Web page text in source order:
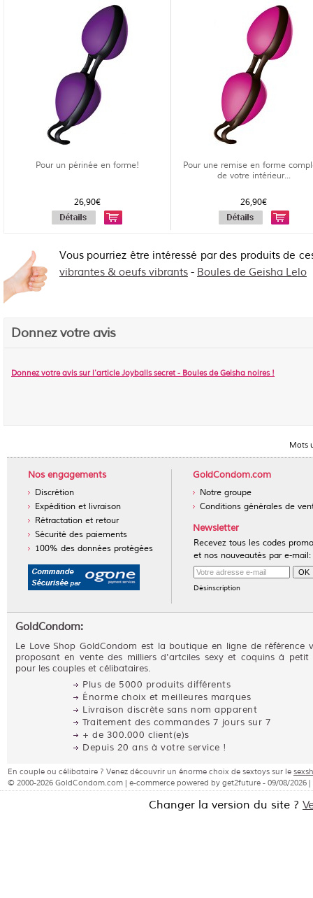
Pour un périnée en forme!
26,90€
Pour une remise en forme
de votre intérieur...
26,90€
Vous pourriez être intéressé par des produits de
vibrantes & oeufs vibrants - Boules de Geisha Lelo
Donnez votre avis
Donnez votre avis sur l'articleJoyballs secret - Boules de Geisha noires!
Mots
Nos engagements
Discrétion
Expédition et livraison
Rétractation et retour
Sécurité des paiements
100% des données protégées
GoldCondom.com
Notre groupe
Conditions générales de
Newsletter
Recevez tous les codes
et nos nouveautés par e-mail:
Désinscription
GoldCondom:
Le Love Shop GoldCondom est la boutique en ligne de référence
proposant en vente des milliers d'artciles sexy et coquins à petit
pour les couples et célibataires.
Plus de 5000 produits différents
Énorme choix et meilleures marques
Livraison discrète sans nom apparent
Traitement des commandes 7 jours sur 7
+ de 300.000 client(e)s
Depuis 20 ans à votre service !
En couple ou célibataire ? Venez découvrir un énorme choix de sextoys sur le
© 2000-2026 GoldCondom.com | e-commerce powered by get2future - 09/08/2026 |
Changer la version du site ?